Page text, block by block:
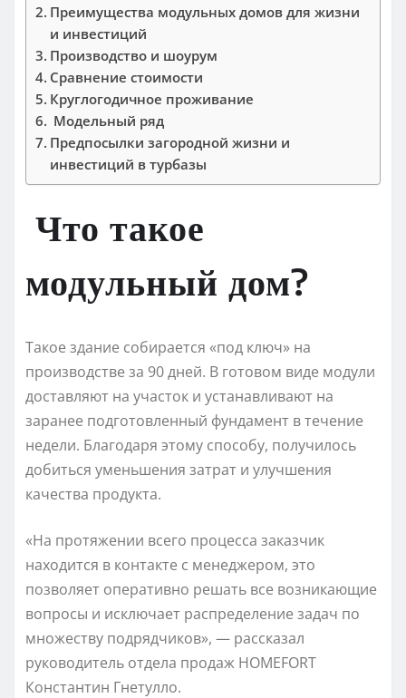
Преимущества модульных домов для жизни
и инвестиций
Производство и шоурум
Сравнение стоимости
Круглогодичное проживание
Модельный ряд
Предпосылки загородной жизни и
инвестиций в турбазы
Что такое
модульный дом?
Такое здание собирается «под ключ» на
производстве за 90 дней. В готовом виде модули
доставляют на участок и устанавливают на
заранее подготовленный фундамент в течение
недели. Благодаря этому способу, получилось
добиться уменьшения затрат и улучшения
качества продукта.
«На протяжении всего процесса заказчик
находится в контакте с менеджером, это
позволяет оперативно решать все возникающие
вопросы и исключает распределение задач по
множеству подрядчиков», — рассказал
руководитель отдела продаж HOMEFORT
Константин Гнетулло.